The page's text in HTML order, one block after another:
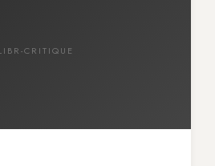
CRITIQUE